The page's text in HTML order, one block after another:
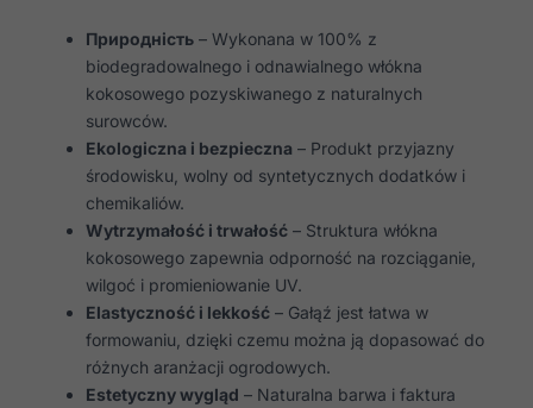
Природність – Wykonana w 100% z
biodegradowalnego i odnawialnego włókna
kokosowego pozyskiwanego z naturalnych
surowców.
Ekologiczna i bezpieczna – Produkt przyjazny
środowisku, wolny od syntetycznych dodatków i
chemikaliów.
Wytrzymałość i trwałość – Struktura włókna
kokosowego zapewnia odporność na rozciąganie,
wilgoć i promieniowanie UV.
Elastyczność i lekkość – Gałąź jest łatwa w
formowaniu, dzięki czemu można ją dopasować do
różnych aranżacji ogrodowych.
Estetyczny wygląd – Naturalna barwa i faktura